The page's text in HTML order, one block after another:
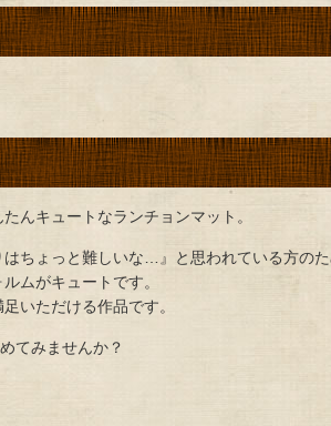
んキュートなランチョンマット。
はちょっと難しいな…』と思われている方のた
ムがキュートです。
いただける作品です。
てみませんか？